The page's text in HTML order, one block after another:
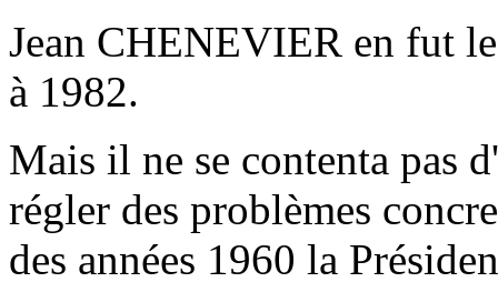
Jean CHENEVIER en fut
à 1982.
Mais il ne se contenta pas
régler des problèmes
des années 1960 la